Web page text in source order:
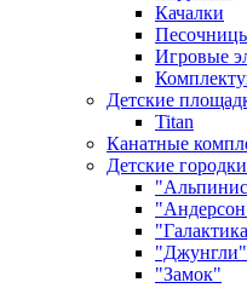
Качалки
Игровые
Детские
Titan
Канатные
Детские
"Джунгли"
"Замок"